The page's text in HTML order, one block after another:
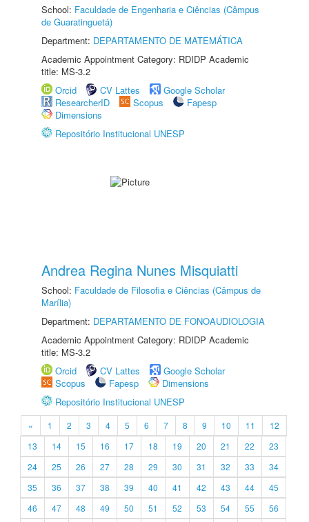
School: Faculdade de Engenharia e Ciências (Câmpus
de Guaratinguetá)
Department: DEPARTAMENTO DE MATEMÁTICA
Academic Appointment Category: RDIDP Academic
title: MS-3.2
Orcid
CV Lattes
Google Scholar
ResearcherID
Scopus
Fapesp
Dimensions
Repositório Institucional UNESP
Andrea Regina Nunes Misquiatti
School: Faculdade de Filosofia e Ciências (Câmpus de
Marília)
Department: DEPARTAMENTO DE FONOAUDIOLOGIA
Academic Appointment Category: RDIDP Academic
title: MS-3.2
Orcid
CV Lattes
Google Scholar
Scopus
Fapesp
Dimensions
Repositório Institucional UNESP
« 1 2 3 4 5 6 7 8 9 10 11
12
13
14 15 16 17 18 19 20 21 22
23
24
25 26 27 28 29 30 31 32 33
34
35
36 37 38 39 40 41 42 43 44
45
46
47 48 49 50 51 52 53 54 55
56